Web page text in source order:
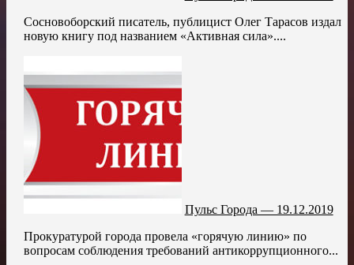
Сосновоборский писатель, публицист Олег Тарасов издал
новую книгу под названием «Активная сила»....
Пульс Города — 19.12.2019
Прокуратурой города провела «горячую линию» по
вопросам соблюдения требований антикоррупционного...